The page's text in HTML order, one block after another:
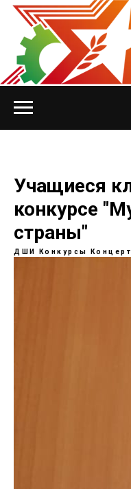
Учащиеся
конкурсе
страны"
ДШИ Конкурсы